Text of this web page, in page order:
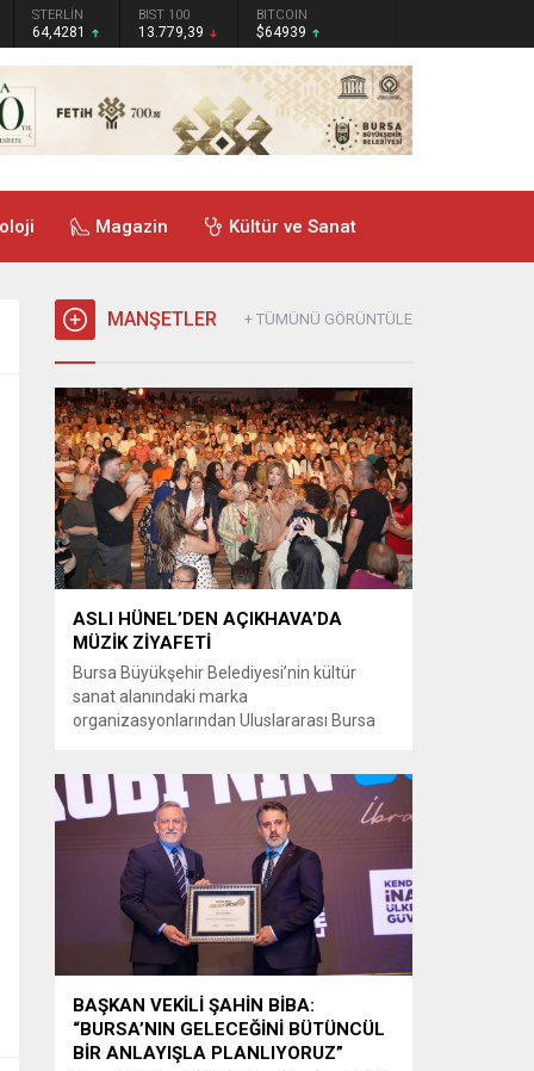
STERLİN
64,4281
BIST 100
13.779,39
BITCOIN
$64939
Magazin Kültür ve Sanat
MANŞETLER + TÜMÜNÜ GÖRÜNTÜLE
ASLI HÜNEL’DEN AÇIKHAVA’DA
MÜZİK ZİYAFETİ
Bursa Büyükşehir Belediyesi’nin kültür
sanat alanındaki marka
organizasyonlarından Uluslararası Bursa
Büyükşehir Belediyesi adına Bursa Kültür
Sanat ve Turizm Vakfı (BKSTV) tarafından
bu yıl 64’üncüsü düzenlenen Uluslararası
Bursa Festivali, sevilen sanatçı Aslı Hünel’i
müzikseverlerle buluşturdu. Uludağ İçecek
ana sponsorluğunda düzenlenen...
BAŞKAN VEKİLİ ŞAHİN BİBA:
“BURSA’NIN GELECEĞİNİ BÜTÜNCÜL
BİR ANLAYIŞLA PLANLIYORUZ”